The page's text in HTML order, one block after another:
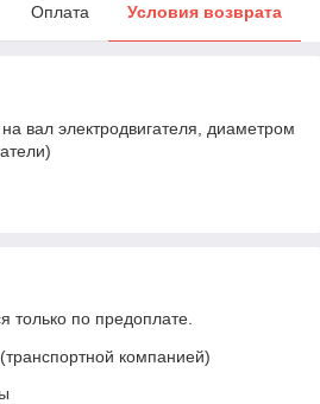
Оплата Условия возврата
вал электродвигателя, диаметром
только по предоплате.
компанией)